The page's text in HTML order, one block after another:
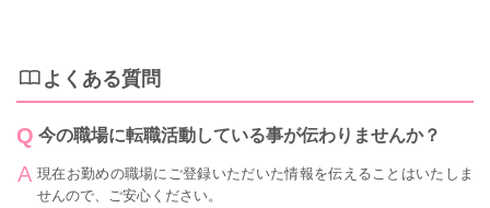
よくある質問
今の職場に転職活動している事が伝わりませんか？
現在お勤めの職場にご登録いただいた情報を伝えることはいたしま
せんので、ご安心ください。